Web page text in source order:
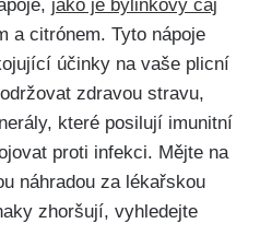
jako je bylinkový čaj
a citrónem. Tyto‍ nápoje
účinky na vaše plicní
zdravou stravu,
které posilují imunitní
proti infekci. ​Mějte na
náhradou za ⁤lékařskou
zhoršují,⁣ vyhledejte